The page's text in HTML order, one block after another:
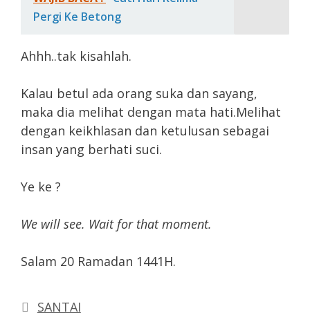
Pergi Ke Betong
Ahhh..tak kisahlah.
Kalau betul ada orang suka dan sayang,
maka dia melihat dengan mata hati.Melihat
dengan keikhlasan dan ketulusan sebagai
insan yang berhati suci.
Ye ke ?
We will see. Wait for that moment.
Salam 20 Ramadan 1441H.
Categories
SANTAI